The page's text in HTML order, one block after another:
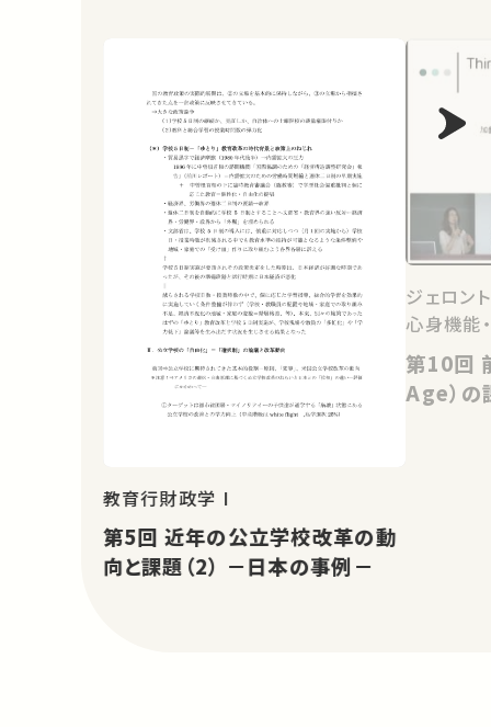
教育行財政学 I
第5回 近年の公立学校改革の動
向と課題（2） －日本の事例－
ジェロン
心身機能
第10回 前期高齢期（Third
Age）の